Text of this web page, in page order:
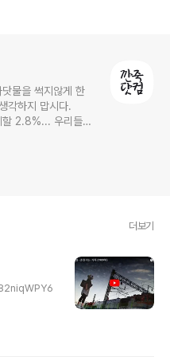
물을 썩지않게 한
각하지 맙시다.
더보기